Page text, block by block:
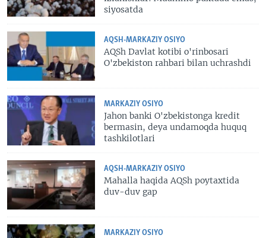
siyosatda
AQSH-MARKAZIY OSIYO
AQSh Davlat kotibi o'rinbosari
O'zbekiston rahbari bilan uchrashdi
MARKAZIY OSIYO
Jahon banki O'zbekistonga kredit
bermasin, deya undamoqda huquq
tashkilotlari
AQSH-MARKAZIY OSIYO
Mahalla haqida AQSh poytaxtida
duv-duv gap
MARKAZIY OSIYO